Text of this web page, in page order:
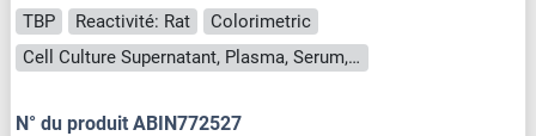
TBP Reactivité: Rat
Colorimetric
Cell Culture Supernatant, Plasma, Serum, Tissue Homogenate
N° du produit ABIN772527